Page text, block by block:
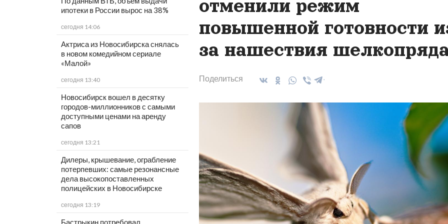
ипотеки в России вырос на 38%
сегодня 14:06
Актриса из Новосибирска снялась
в новом комедийном сериале
«Малой»
сегодня 13:40
Новосибирск вошел в десятку
городов-миллионников с самыми
доступными ценами на аренду
сапов
сегодня 13:21
Дилеры, крышевание, ограбление
потерпевших: самые резонансные
дела высокопоставленных
полицейских в Новосибирске
сегодня 13:19
отменили режим
повышенной готовности
за нашествия
Поделиться